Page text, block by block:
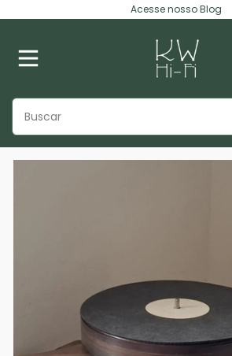
Acesse nosso Blog